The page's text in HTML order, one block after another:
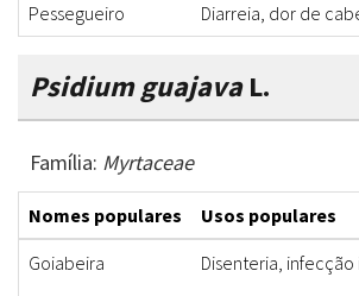
Pessegueiro
Diarreia, dor de
Psidium guajavaL.
Família: Myrtaceae
Nomes populares
Usos populares
Goiabeira
Disenteria,